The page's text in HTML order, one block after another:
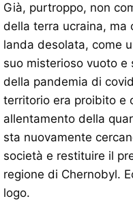
Già, purtroppo, non
della terra ucraina, ma
landa desolata, come
suo misterioso vuoto
della pandemia di
territorio era proibito e
allentamento della
sta nuovamente
società e restituire il
regione di Chernobyl.
logo.